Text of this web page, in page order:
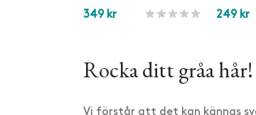
349 kr 249 kr
Rocka ditt gråa hår!
Vi förstår att det kan kännas